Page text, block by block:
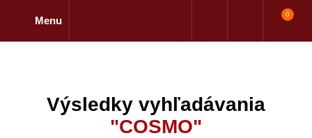
Menu
0
Výsledky vyhľadávania
"COSMO"